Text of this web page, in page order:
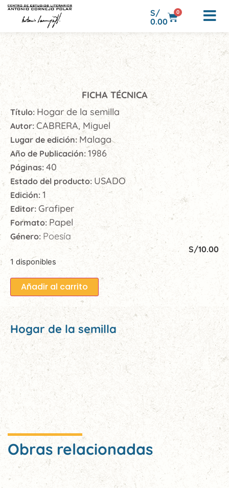
S/
0.00
0
FICHA TÉCNICA
Título: Hogar de la semilla
Autor: CABRERA, Miguel
Lugar de edición: Malaga
Año de Publicación:1986
Páginas: 40
Estado del producto: USADO
Edición: 1
Editor: Grafiper
Formato: Papel
Género: Poesía
S/10.00
1 disponibles
Añadir al carrito
Hogar de la semilla
Obras relacionadas